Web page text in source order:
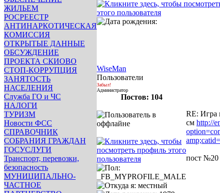
ЖИЛЬЕМ
РОСРЕЕСТР
АНТИНАРКОТИЧЕСКАЯ
КОМИССИЯ
ОТКРЫТЫЕ ДАННЫЕ
ОБСУЖДЕНИЕ
ПРОЕКТА СКИОВО
СТОП-КОРРУПЦИЯ
ЗАНЯТОСТЬ
НАСЕЛЕНИЯ
Служба ГО и ЧС
НАЛОГИ
ТУРИЗМ
Новости ФСС
СПРАВОЧНИК
СОБРАНИЯ ГРАЖДАН
ГОСУСЛУГИ
Транспорт, перевозки,
безопасность
МУНИЦИПАЛЬНО-
ЧАСТНОЕ
WiseMan
Пользователи
Забыл!
Администратор
Постов: 104
RE: Игра
см http://
пост №20